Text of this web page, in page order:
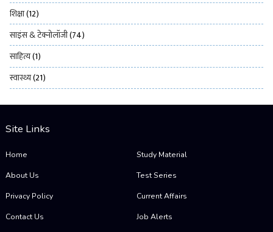
शिक्षा(12)
साइंस & टेक्नोलॉजी(74)
साहित्य(1)
स्वास्थ्य(21)
Site Links
Home
About Us
Privacy Policy
Contact Us
Study Material
Test Series
Current Affairs
Job Alerts